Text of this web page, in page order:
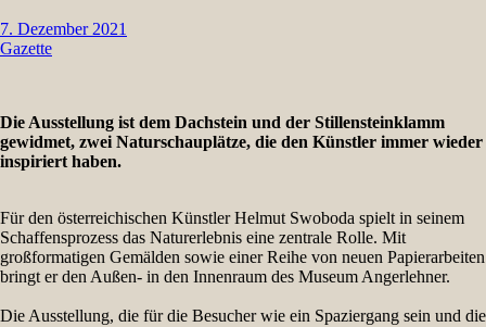
7. Dezember 2021
Gazette
Die Ausstellung ist dem Dachstein und der Stillensteinklamm
gewidmet, zwei Naturschauplätze, die den Künstler immer wieder
inspiriert haben.
Für den österreichischen Künstler Helmut Swoboda spielt in seinem
Schaffensprozess das Naturerlebnis eine zentrale Rolle. Mit
großformatigen Gemälden sowie einer Reihe von neuen Papierarbeiten
bringt er den Außen- in den Innenraum des Museum Angerlehner.
Die Ausstellung, die für die Besucher wie ein Spaziergang sein und die